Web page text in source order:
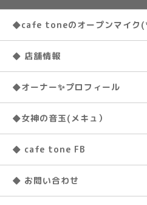
◆cafe toneのオープンマイ
◆ 店舗情報
◆オーナー✨プロフィール
◆女神の音玉(メキュ）
◆ cafe tone FB
◆ お問い合わせ